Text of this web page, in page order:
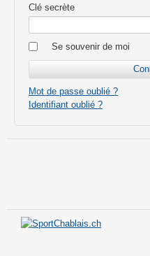
Clé secrète
Se souvenir de moi
Mot de passe oublié ?
Identifiant oublié ?